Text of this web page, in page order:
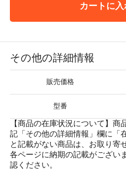
カートに入
その他の詳細情報
販売価格
型番
【商品の在庫状況について】商
記「その他の詳細情報」欄に「
と記載がない商品は、お取り寄
各ページに納期の記載がござい
認ください。